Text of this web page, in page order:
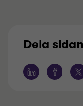
Dela sidan